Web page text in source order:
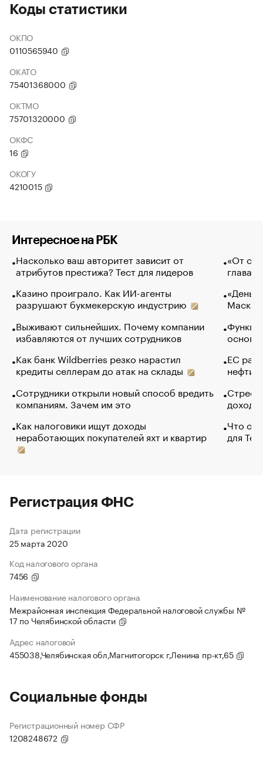
Коды статистики
ОКПО
0110565940
ОКАТО
75401368000
ОКТМО
75701320000
ОКФС
16
ОКОГУ
4210015
Интересное на РБК
Насколько ваш авторитет зависит от
атрибутов престижа? Тест для лидеров
Казино проиграло. Как ИИ-агенты
разрушают букмекерскую индустрию
Выживают сильнейших. Почему компании
избавляются от лучших сотрудников
Как банк Wildberries резко нарастил
кредиты селлерам до атак на склады
Сотрудники открыли новый способ вредить
компаниям. Зачем им это
Как налоговики ищут доходы
неработающих покупателей яхт и квартир
«От
глава
Маск в
основ
ЕС
нефти
Что
для
Регистрация ФНС
Дата регистрации
25 марта 2020
Код налогового органа
7456
Наименование налогового органа
Межрайонная инспекция Федеральной налоговой службы №
17 по Челябинской области
Адрес налоговой
455038,Челябинская обл,Магнитогорск г,Ленина пр-кт,65
Социальные фонды
Регистрационный номер СФР
1208248672